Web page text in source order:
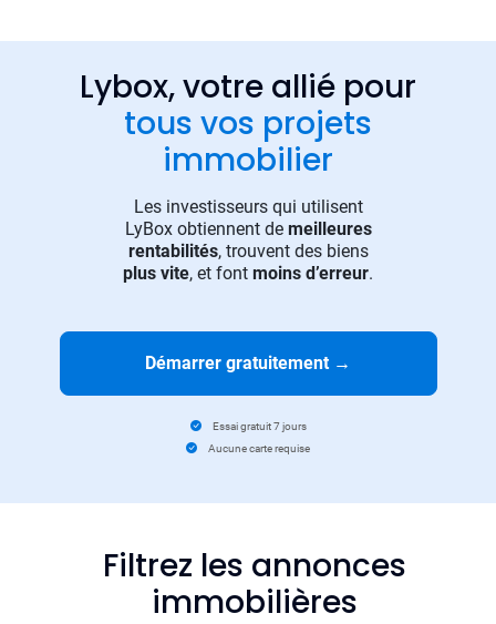
Lybox, votre allié pour
tous vos projets
immobilier
Les investisseurs qui utilisent
LyBox obtiennent de meilleures
rentabilités, trouvent des biens
plus vite, et font moins d’erreur.
Démarrer gratuitement →
Essai gratuit 7 jours
Aucune carte requise
Filtrez les annonces
immobilières